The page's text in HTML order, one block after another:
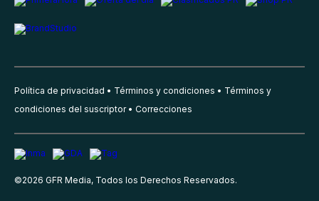
Política de privacidad Términos y condiciones
Términos y
condiciones del suscriptor
Correcciones
©2026 GFR Media, Todos los Derechos Reservados.